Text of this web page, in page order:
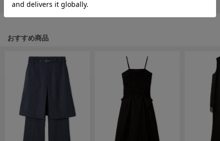
へノン
ハンター
HOKA ONEONE
ホカ オネオネ
KEEN
キーン
おすすめ商品